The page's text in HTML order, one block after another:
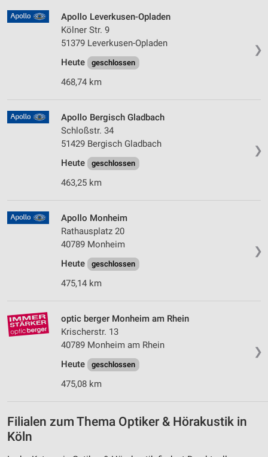
❯
Apollo Leverkusen-Opladen
Kölner Str. 9
51379 Leverkusen-Opladen
Heute
geschlossen
468,74 km
❯
Apollo Bergisch Gladbach
Schloßstr. 34
51429 Bergisch Gladbach
Heute
geschlossen
463,25 km
❯
Apollo Monheim
Rathausplatz 20
40789 Monheim
Heute
geschlossen
475,14 km
❯
optic berger Monheim am Rhein
Krischerstr. 13
40789 Monheim am Rhein
Heute
geschlossen
475,08 km
Filialen zum Thema Optiker & Hörakustik in
Köln